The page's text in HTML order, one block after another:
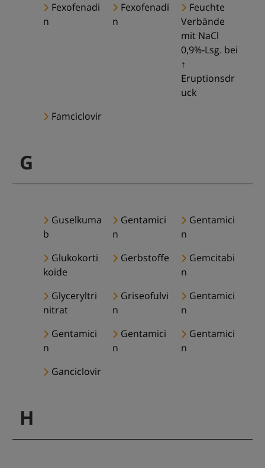
Fexofenadi
n
Fexofenadi
n
Feuchte
Verbände
mit NaCl
0,9%-Lsg. bei
↑
Eruptionsdr
uck
Famciclovir
G
Guselkuma
b
Gentamici
n
Gentamici
n
Glukokorti
koide
Gerbstoffe
Gemcitabi
n
Glyceryltri
nitrat
Griseofulvi
n
Gentamici
n
Gentamici
n
Gentamici
n
Gentamici
n
Ganciclovir
H